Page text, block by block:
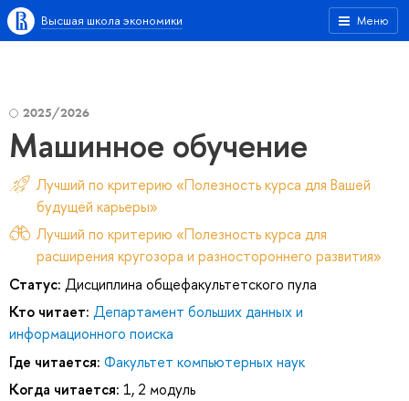
Меню
Высшая школа экономики
2025/2026
Машинное обучение
Лучший по критерию «Полезность курса для Вашей
будущей карьеры»
Лучший по критерию «Полезность курса для
расширения кругозора и разностороннего развития»
Статус: Дисциплина общефакультетского пула
Кто читает: Департамент больших данных и
информационного поиска
Где читается: Факультет компьютерных наук
Когда читается: 1, 2 модуль